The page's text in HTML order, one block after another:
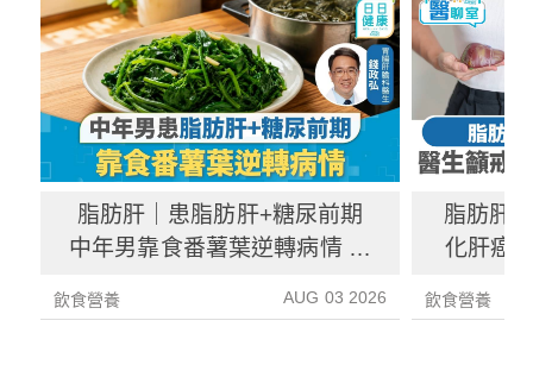
脂肪肝｜患脂肪肝+糖尿前期
中年男靠食番薯葉逆轉病情 肝
飲食營養 AUG 03 2026
脂肪肝
化肝癌
飲食營養